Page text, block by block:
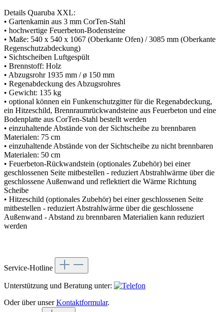
Details Quaruba XXL:
• Gartenkamin aus 3 mm CorTen-Stahl
• hochwertige Feuerbeton-Bodensteine
• Maße: 540 x 540 x 1067 (Oberkante Ofen) / 3085 mm (Oberkante
Regenschutzabdeckung)
• Sichtscheiben Luftgespült
• Brennstoff: Holz
• Abzugsrohr 1935 mm / ø 150 mm
• Regenabdeckung des Abzugsrohres
• Gewicht: 135 kg
• optional können ein Funkenschutzgitter für die Regenabdeckung,
ein Hitzeschild, Brennraumrückwandsteine aus Feuerbeton und eine
Bodenplatte aus CorTen-Stahl bestellt werden
• einzuhaltende Abstände von der Sichtscheibe zu brennbaren
Materialen: 75 cm
• einzuhaltende Abstände von der Sichtscheibe zu nicht brennbaren
Materialen: 50 cm
• Feuerbeton-Rückwandstein (optionales Zubehör) bei einer
geschlossenen Seite mitbestellen - reduziert Abstrahlwärme über die
geschlossene Außenwand und reflektiert die Wärme Richtung
Scheibe
• Hitzeschild (optionales Zubehör) bei einer geschlossenen Seite
mitbestellen - reduziert Abstrahlwärme über die geschlossene
Außenwand - Abstand zu brennbaren Materialien kann reduziert
werden
Service-Hotline
Unterstützung und Beratung unter:
Oder über unserKontaktformular.